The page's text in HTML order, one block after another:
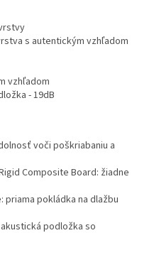
s autentickým vzhľadom
vzhľadom
- 19dB
voči poškriabaniu a
Composite Board: žiadne
pokládka na dlažbu
podložka so